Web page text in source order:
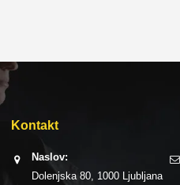
Kontakt
Naslov:
Dolenjska 80, 1000 Ljubljana